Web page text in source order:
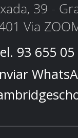
39 -
Via
93 655